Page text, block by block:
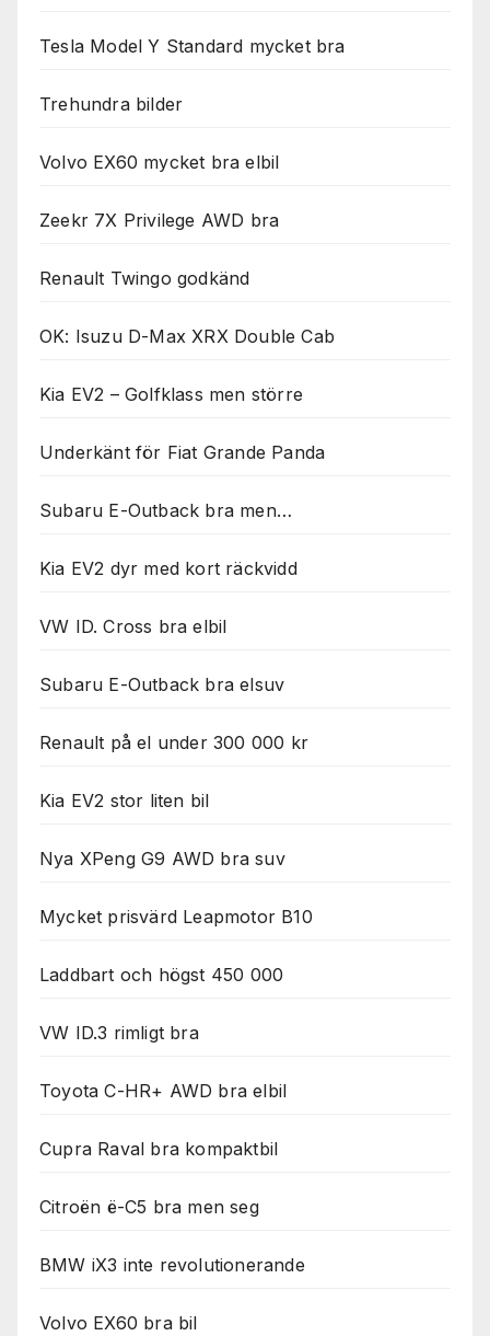
Tesla Model Y Standard mycket bra
Trehundra bilder
Volvo EX60 mycket bra elbil
Zeekr 7X Privilege AWD bra
Renault Twingo godkänd
OK: Isuzu D-Max XRX Double Cab
Kia EV2 – Golfklass men större
Underkänt för Fiat Grande Panda
Subaru E-Outback bra men…
Kia EV2 dyr med kort räckvidd
VW ID. Cross bra elbil
Subaru E-Outback bra elsuv
Renault på el under 300 000 kr
Kia EV2 stor liten bil
Nya XPeng G9 AWD bra suv
Mycket prisvärd Leapmotor B10
Laddbart och högst 450 000
VW ID.3 rimligt bra
Toyota C-HR+ AWD bra elbil
Cupra Raval bra kompaktbil
Citroën ë-C5 bra men seg
BMW iX3 inte revolutionerande
Volvo EX60 bra bil